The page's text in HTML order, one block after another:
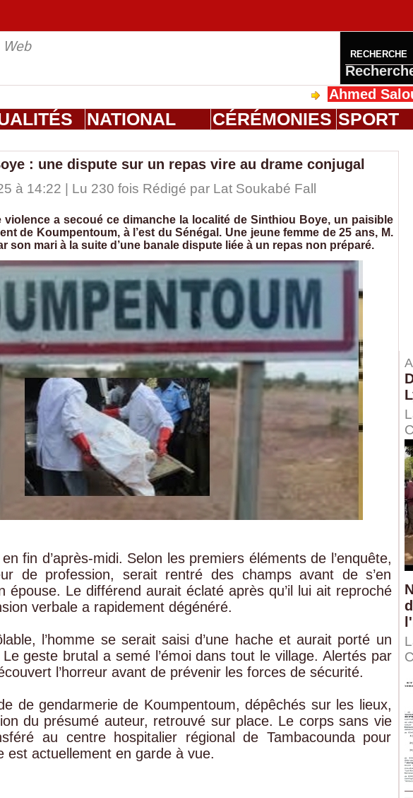
RECHERCHE
Ahmed Saloum
NATIONAL CÉRÉMONIES SPORT
: une dispute sur un repas vire au drame conjugal
à 14:22 | Lu 230 fois Rédigé par Lat Soukabé Fall
violence a secoué ce dimanche la localité de Sinthiou Boye, un paisible
de Koumpentoum, à l’est du Sénégal. Une jeune femme de 25 ans, M.
son mari à la suite d’une banale dispute liée à un repas non préparé.
fin d’après-midi. Selon les premiers éléments de l’enquête,
de profession, serait rentré des champs avant de s’en
épouse. Le différend aurait éclaté après qu’il lui ait reproché
verbale a rapidement dégénéré.
l’homme se serait saisi d’une hache et aurait porté un
geste brutal a semé l’émoi dans tout le village. Alertés par
l’horreur avant de prévenir les forces de sécurité.
de gendarmerie de Koumpentoum, dépêchés sur les lieux,
du présumé auteur, retrouvé sur place. Le corps sans vie
au centre hospitalier régional de Tambacounda pour
est actuellement en garde à vue.